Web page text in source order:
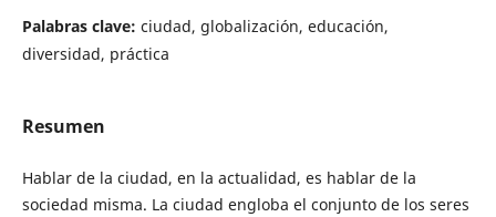
Palabras clave: ciudad, globalización, educación,
diversidad, práctica
Resumen
Hablar de la ciudad, en la actualidad, es hablar de la
sociedad misma. La ciudad engloba el conjunto de los seres